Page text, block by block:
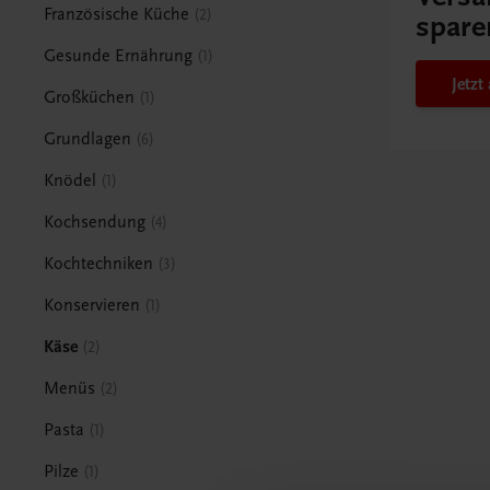
Französische Küche 2
Gesunde Ernährung 1
Großküchen 1
Grundlagen 6
Knödel 1
Kochsendung 4
Kochtechniken 3
Konservieren 1
Käse 2
Menüs 2
Pasta 1
Pilze 1
Jetzt